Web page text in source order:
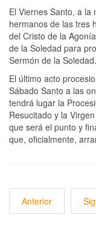
El Viernes Santo, a
hermanos de las tres
del Cristo de la
de la Soledad para
Sermón de la Soledad.
El último acto
Sábado Santo a las
tendrá lugar la
Resucitado y la
que será el punto y
que, oficialmente,
Anterior